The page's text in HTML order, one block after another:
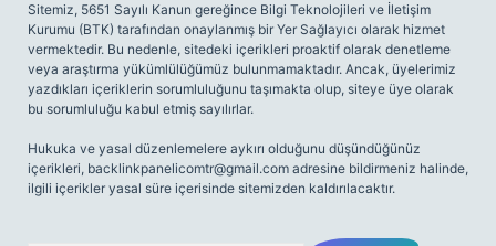
Sitemiz, 5651 Sayılı Kanun gereğince Bilgi Teknolojileri ve İletişim
Kurumu (BTK) tarafından onaylanmış bir Yer Sağlayıcı olarak hizmet
vermektedir. Bu nedenle, sitedeki içerikleri proaktif olarak denetleme
veya araştırma yükümlülüğümüz bulunmamaktadır. Ancak, üyelerimiz
yazdıkları içeriklerin sorumluluğunu taşımakta olup, siteye üye olarak
bu sorumluluğu kabul etmiş sayılırlar.
Hukuka ve yasal düzenlemelere aykırı olduğunu düşündüğünüz
içerikleri, backlinkpanelicomtr@gmail.com adresine bildirmeniz halinde,
ilgili içerikler yasal süre içerisinde sitemizden kaldırılacaktır.